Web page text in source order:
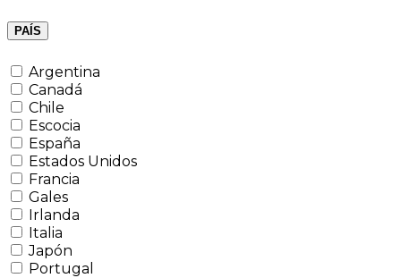
PAÍS
Argentina
Canadá
Chile
Escocia
España
Estados Unidos
Francia
Gales
Irlanda
Italia
Japón
Portugal